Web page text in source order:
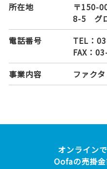
所在地
〒150-
8-5 グ
電話番号
TEL：
FAX：
事業内容
ファク
オンライン
Oofaの売掛